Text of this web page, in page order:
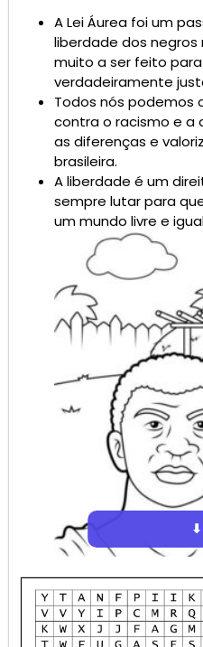
A Lei Áurea foi um
liberdade dos negros
muito a ser feito
verdadeiramente
Todos nós podemos
contra o racismo e a
as diferenças e
brasileira.
A liberdade é um
sempre lutar para
um mundo livre e